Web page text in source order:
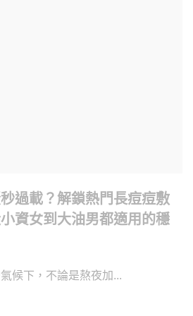
過載？解鎖熱門長痘痘敷
資女到大油男都適用的穩
下，不論是熬夜加...